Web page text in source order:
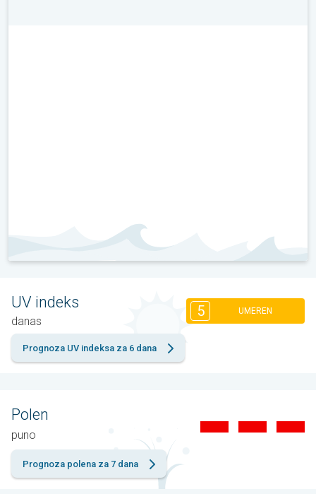
UV indeks
danas
5 UMEREN
Prognoza UV indeksa za 6 dana
Polen
puno
Prognoza polena za 7 dana